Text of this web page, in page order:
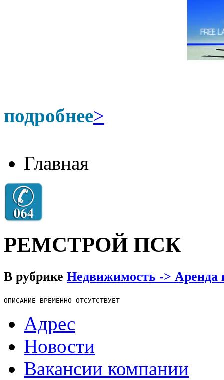
подробнее>
Главная
РЕМСТРОЙ ПСК
В рубрике Недвижимость -> Аренда
ОПИСАНИЕ ВРЕМЕННО ОТСУТСТВУЕТ
Адрес
Новости
Вакансии компании